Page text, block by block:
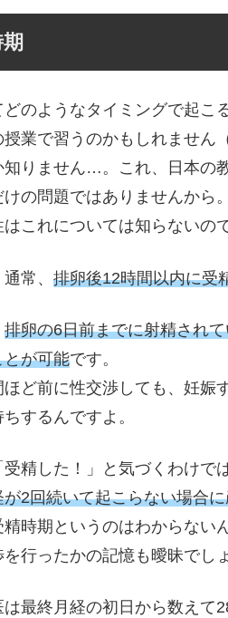
のようなタイミングで起こ
業で習うのかもしれません
りません…。これ、日本の
の問題ではありませんから。
これについては知らないの
常、 排卵後12時間以内に受
排卵の6日前までに射精され
とが可能です。
ど前に性交渉しても、妊娠
するんですよ。
精した！」と気づくわけで
が2回続いて起こらない場合
時期というのはわからない
行ったかの記憶も曖昧でし
最終月経の初日から数えて